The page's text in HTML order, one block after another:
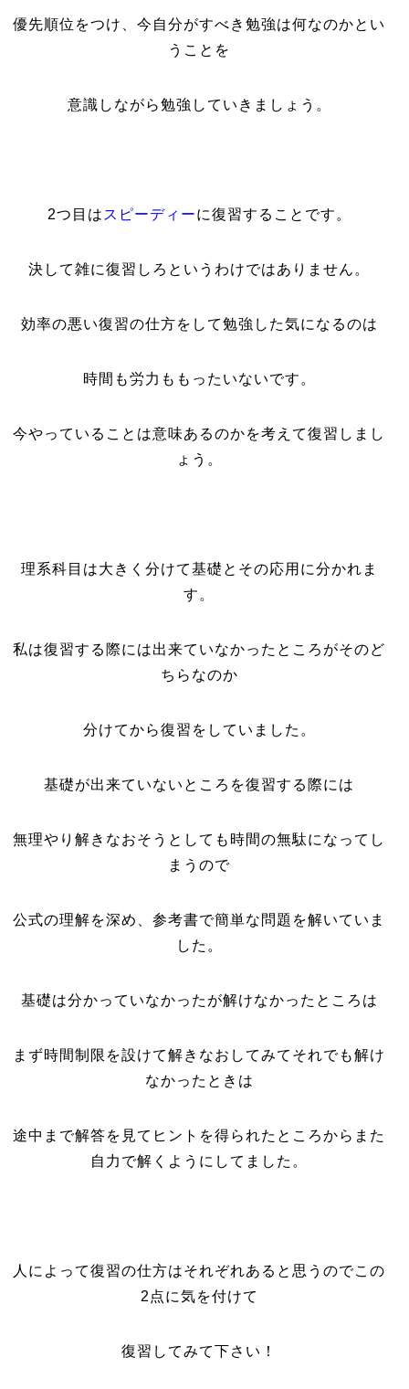
優先順位をつけ、今自分がすべき勉強は何なのかとい
うことを
意識しながら勉強していきましょう。
2つ目は スピーディーに復習することです。
決して雑に復習しろというわけではありません。
効率の悪い復習の仕方をして勉強した気になるのは
時間も労力ももったいないです。
今やっていることは意味あるのかを考えて復習しまし
ょう。
理系科目は大きく分けて基礎とその応用に分かれま
す。
私は復習する際には出来ていなかったところがそのど
ちらなのか
分けてから復習をしていました。
基礎が出来ていないところを復習する際には
無理やり解きなおそうとしても時間の無駄になってし
まうので
公式の理解を深め、参考書で簡単な問題を解いていま
した。
基礎は分かっていなかったが解けなかったところは
まず時間制限を設けて解きなおしてみてそれでも解け
なかったときは
途中まで解答を見てヒントを得られたところからまた
自力で解くようにしてました。
人によって復習の仕方はそれぞれあると思うのでこの
2点に気を付けて
復習してみて下さい！